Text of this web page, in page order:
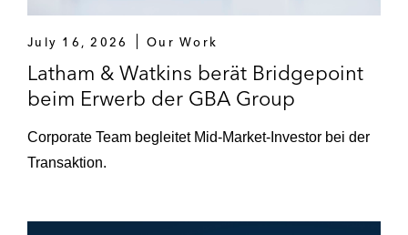
July 16, 2026 Our Work
Latham & Watkins berät Bridgepoint
beim Erwerb der GBA Group
Corporate Team begleitet Mid-Market-Investor bei der
Transaktion.